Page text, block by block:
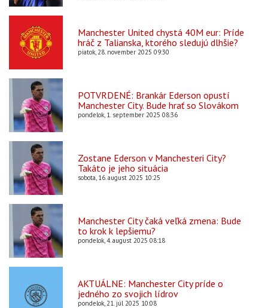
Manchester United chystá 40M eur: Príde
hráč z Talianska, ktorého sledujú dlhšie?
piatok, 28. november 2025 09:30
POTVRDENÉ: Brankár Ederson opustí
Manchester City. Bude hrať so Slovákom
pondelok, 1. september 2025 08:36
Zostane Ederson v Manchesteri City?
Takáto je jeho situácia
sobota, 16. august 2025 10:25
Manchester City čaká veľká zmena: Bude
to krok k lepšiemu?
pondelok, 4. august 2025 08:18
AKTUÁLNE: Manchester City príde o
jedného zo svojich lídrov
pondelok, 21. júl 2025 10:08